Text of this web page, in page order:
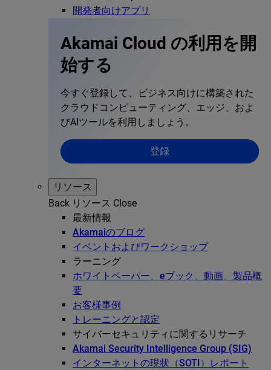
開発者向けアプリ
Akamai Cloud の利用を開
始する
今すぐ登録して、ビジネス向けに構築された
クラウドコンピューティング、エッジ、およ
びAIツールを利用しましょう。
登録
リソース
Back リソース Close
最新情報
Akamaiのブログ
イベントおよびワークショップ
ラーニング
ホワイトペーパー、eブック、動画、製品概
要
お客様事例
トレーニングと認定
サイバーセキュリティに関するリサーチ
Akamai Security Intelligence Group (SIG)
インターネットの現状（SOTI）レポート